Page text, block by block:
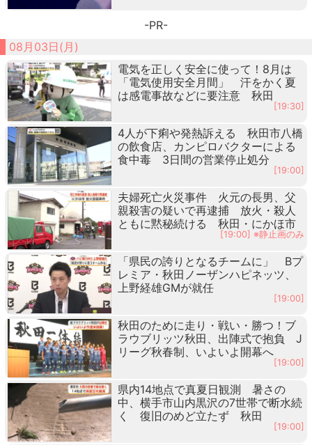
-PR-
08月03日(月)
電気を正しく安全に使って！8月は
「電気使用安全月間」 汗をかく夏
は感電事故などに要注意 秋田
[19:30]
4人が下痢や発熱訴える 秋田市八橋
の飲食店、カンピロバクターによる
食中毒 3日間の営業停止処分
[19:00]
夫婦死亡火災事件 火元の長男、父
親殺害の疑いで再逮捕 放火・殺人
ともに黙秘続ける 秋田・にかほ市
[19:00] ※静止画のみ
「県民の誇りとなるチームに」 Bプ
レミア・秋田ノーザンハピネッツ、
上野経雄GMが就任
[19:00]
秋田のために走り・戦い・勝つ！ブ
ラウブリッツ秋田、出陣式で抱負 J
リーグ秋春制、いよいよ開幕へ
[19:00]
県内14地点で真夏日観測 暑さの
中、横手市山内黒沢の7世帯で断水続
く 復旧のめど立たず 秋田
[19:00]